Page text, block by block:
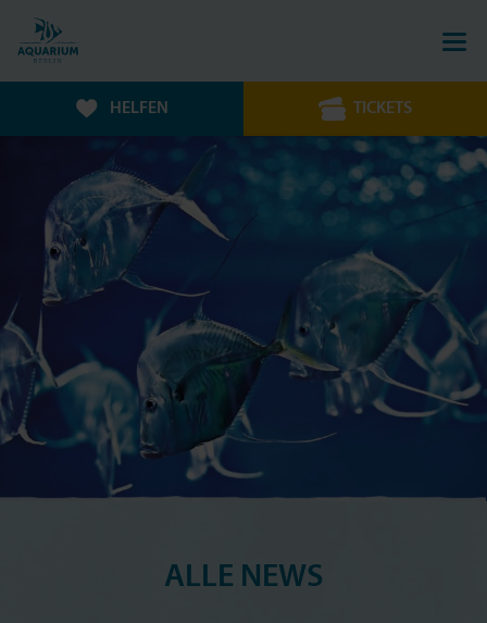
HELFEN TICKETS
ALLE NEWS